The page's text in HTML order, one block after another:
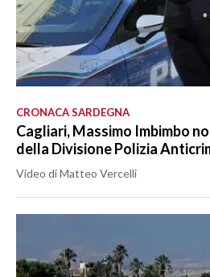
CRONACA SARDEGNA
Cagliari, Massimo Imbimbo
della Divisione Polizia
Video di Matteo Vercelli